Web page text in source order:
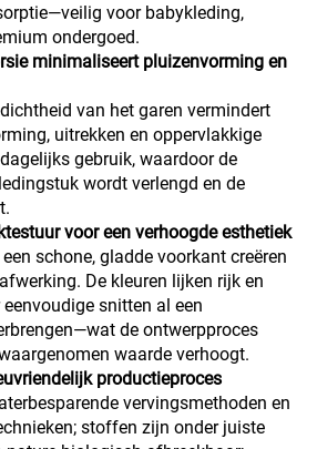
voor babykleding,
ondergoed.
minimaliseert pluizenvorming en
van het garen vermindert
uitrekken en oppervlakkige
gebruik, waardoor de
wordt verlengd en de
voor een verhoogde esthetiek
schone, gladde voorkant creëren
De kleuren lijken rijk en
snitten al een
de ontwerpproces
waarde verhoogt.
productieproces
vervingsmethoden en
stoffen zijn onder juiste